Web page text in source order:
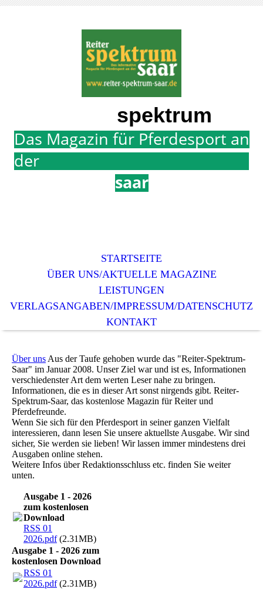
spektrum
Das Magazin für Pferdesport an
der
saar
STARTSEITE
ÜBER UNS/AKTUELLE MAGAZINE
LEISTUNGEN
VERLAGSANGABEN/IMPRESSUM/DATENSCHUTZ
KONTAKT
Über uns Aus der Taufe gehoben wurde das "Reiter-Spektrum-
Saar" im Januar 2008. Unser Ziel war und ist es, Informationen
verschiedenster Art dem werten Leser nahe zu bringen.
Informationen, die es in dieser Art sonst nirgends gibt. Reiter-
Spektrum-Saar, das kostenlose Magazin für Reiter und
Pferdefreunde.
Wenn Sie sich für den Pferdesport in seiner ganzen Vielfalt
interessieren, dann lesen Sie unsere aktuellste Ausgabe. Wir sind
sicher, Sie werden sie lieben! Wir lassen immer mindestens drei
Ausgaben online stehen.
Weitere Infos über Redaktionsschluss etc. finden Sie weiter
unten.
Ausgabe 1 - 2026
zum kostenlosen
Download
RSS 01
2026.pdf(2.31MB)
Ausgabe 1 - 2026 zum
kostenlosen Download
RSS 01
2026.pdf(2.31MB)